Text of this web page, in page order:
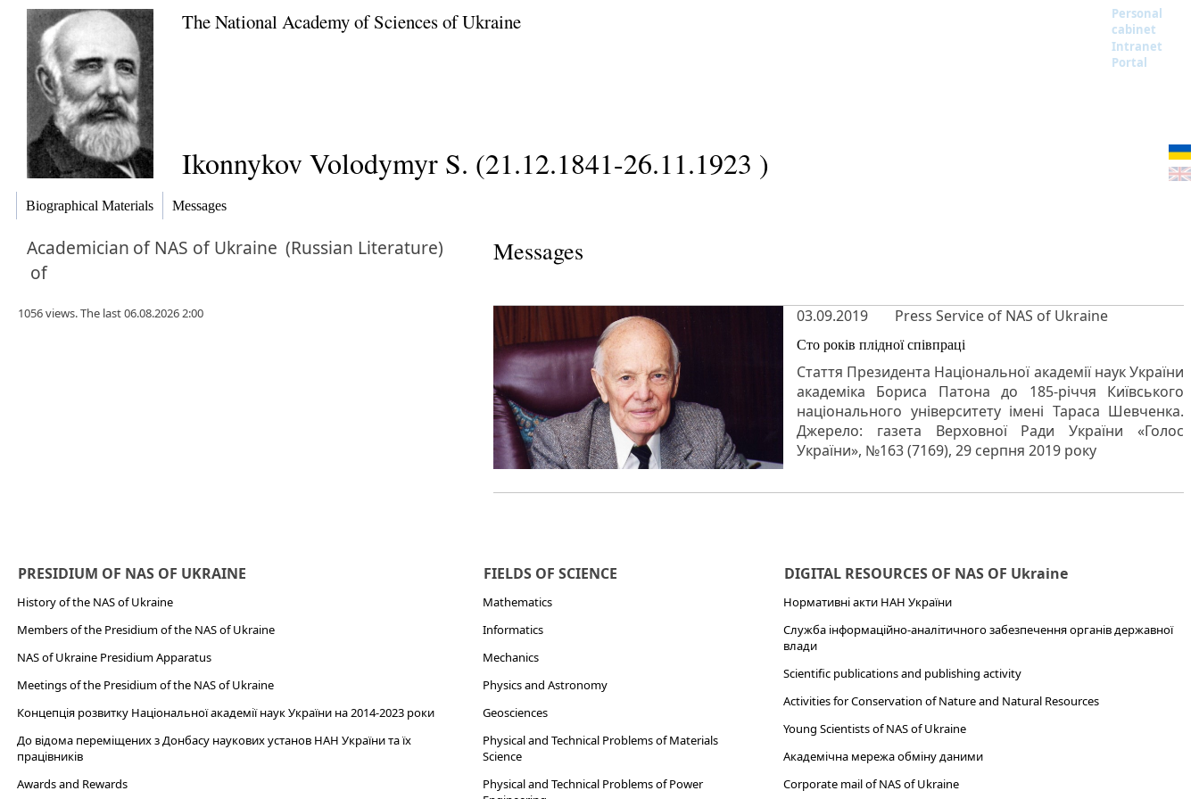
The National Academy of Sciences of Ukraine
Personal
cabinet
Intranet
Portal
Ikonnykov Volodymyr S. (21.12.1841-26.11.1923 )
Biographical Materials Messages
Academician of NAS of Ukraine (Russian Literature)
of
1056 views. The last 06.08.2026 2:00
Messages
03.09.2019 Press Service of NAS of Ukraine
Сто років плідної співпраці
Стаття Президента Національної академії наук України
академіка Бориса Патона до 185-річчя Київського
національного університету імені Тараса Шевченка.
Джерело: газета Верховної Ради України «Голос
України», №163 (7169), 29 серпня 2019 року
PRESIDIUM OF NAS OF UKRAINE
History of the NAS of Ukraine
Members of the Presidium of the NAS of Ukraine
NAS of Ukraine Presidium Apparatus​
Meetings of the Presidium of the NAS of Ukraine
Концепція розвитку Національної академії наук України на 2014-2023 роки
До відома переміщених з Донбасу наукових установ НАН України та їх
працівників
Awards and Rewards
FIELDS OF SCIENCE
Mathematics
Informatics
Mechanics
Physics and Astronomy
Geosciences
Physical and Technical Problems of Materials
Science
Physical and Technical Problems of Power
DIGITAL RESOURCES OF NAS OF Ukraine
Нормативні акти НАН України
Служба інформаційно-аналітичного забезпечення органів державної
влади
Scientific publications and publishing activity
Activities for Conservation of Nature and Natural Resources
Young Scientists of NAS of Ukraine
Академічна мережа обміну даними
Corporate mail of NAS of Ukraine